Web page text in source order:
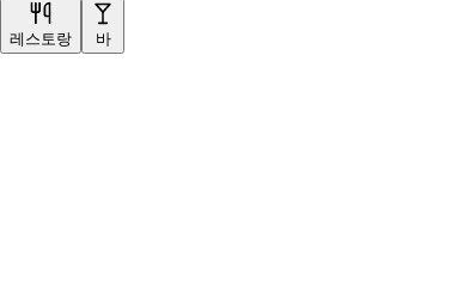
레스토랑 바